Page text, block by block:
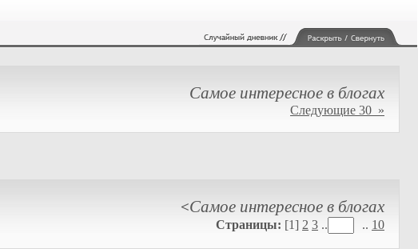
Самое интересное в блогах
Следующие 30 »
<Самое интересное в блогах
Страницы: [1] 2 3 .. .. 10